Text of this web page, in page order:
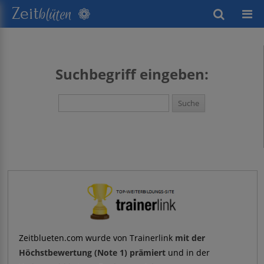
Zeitblüten ❁
Suchbegriff eingeben:
Zeitblueten.com wurde von Trainerlink mit der
Höchstbewertung (Note 1) prämiert und in der